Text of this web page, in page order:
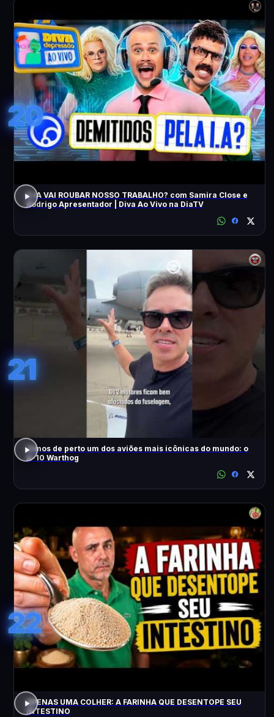
20
A IA VAI ROUBAR NOSSO TRABALHO? com Samira Close e
Rodrigo Apresentador | Diva Ao Vivo na DiaTV
21
Vimos de perto um dos aviões mais icônicas do mundo: o
A-10 Warthog
22
APENAS UMA COLHER: A FARINHA QUE DESENTOPE SEU
INTESTINO